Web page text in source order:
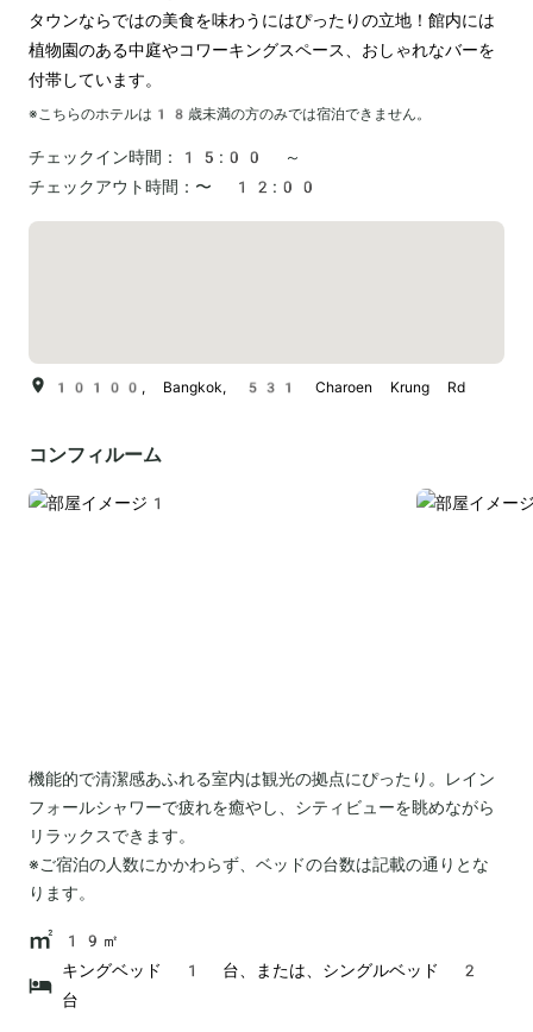
タウンならではの美食を味わうにはぴったりの立地！館内には
植物園のある中庭やコワーキングスペース、おしゃれなバーを
付帯しています。
※こちらのホテルは 18 歳未満の方のみでは宿泊できません。
チェックイン時間：
15:00 ～
チェックアウト時間： 〜 12:00
10100, Bangkok, 531 Charoen Krung Rd
コンフィルーム
機能的で清潔感あふれる室内は観光の拠点にぴったり。レイン
フォールシャワーで疲れを癒やし、シティビューを眺めながら
リラックスできます。
※ご宿泊の人数にかかわらず、ベッドの台数は記載の通りとな
ります。
19㎡
キングベッド 1 台、または、シングルベッド 2
台